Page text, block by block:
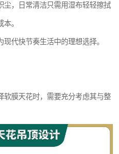
尘，日常清洁只需用湿布轻轻擦拭
。
代快节奏生活中的理想选择。
软膜天花时，需要充分考虑其与整